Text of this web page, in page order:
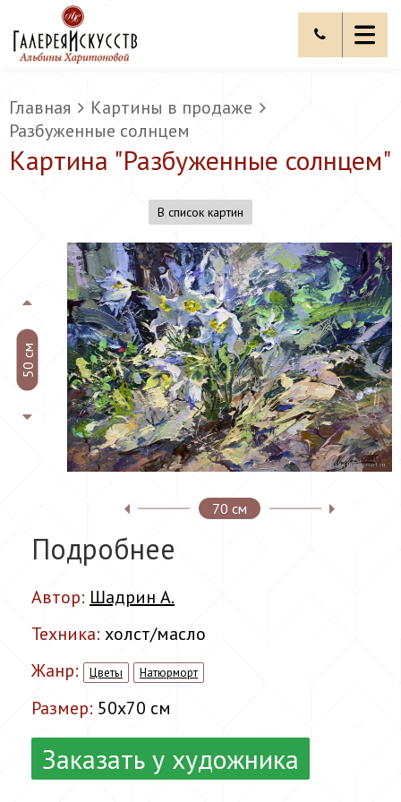
Главная
Картины в продаже
Разбуженные солнцем
Картина "Разбуженные солнцем"
В список картин
70 см
50 см
Подробнее
Автор: Шадрин А.
Техника: холст/масло
Жанр:
Цветы Натюрморт
Размер: 50x70 см
Заказать у художника